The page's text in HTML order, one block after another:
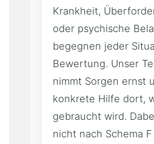
Krankheit,
oder psychische
begegnen jeder
Bewertung. Unser
nimmt Sorgen ernst
konkrete Hilfe dort,
gebraucht wird.
nicht nach Schema